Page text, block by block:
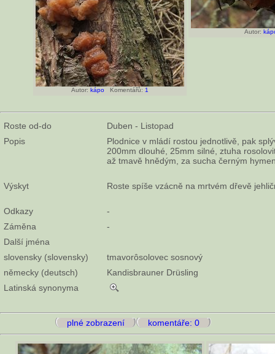
Autor: kápo Komentářů: 1
Autor:
Roste od-do
Duben - Listopad
Popis
Plodnice v mládí rostou jednotlivě, pak
200mm dlouhé, 25mm silné, ztuha
až tmavě hnědým, za sucha černým
Výskyt Roste spíše vzácně na mrtvém dřevě
Odkazy
-
Záměna
-
Další jména
slovensky (slovensky)
tmavorôsolovec sosnový
německy (deutsch)
Kandisbrauner Drüsling
Latinská synonyma